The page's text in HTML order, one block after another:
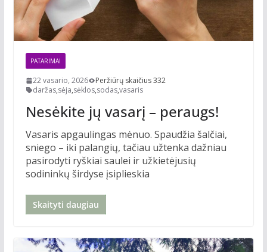
PATARIMAI
22 vasario, 2026
Peržiūrų skaičius 332
daržas,sėja,sėklos,sodas,vasaris
Nesėkite jų vasarį – peraugs!
Vasaris apgaulingas mėnuo. Spaudžia šalčiai,
sniego – iki palangių, tačiau užtenka dažniau
pasirodyti ryškiai saulei ir užkietėjusių
sodininkų širdyse įsiplieskia
Skaityti daugiau